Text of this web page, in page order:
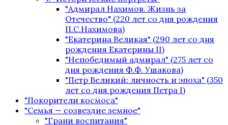
"Адмирал Нахимов. Жизнь за
Отечество" (220 лет со дня рождения
П.С.Нахимова)
"Екатерина Великая" (290 лет со дня
рождения Екатерины II)
"Непобедимый адмирал" (275 лет со
дня рождения Ф.Ф. Ушакова)
"Петр Великий: личность и эпоха" (350
лет со дня рождения Петра I)
"Покорители космоса"
"Семья — созвездие земное"
"Грани воспитания"